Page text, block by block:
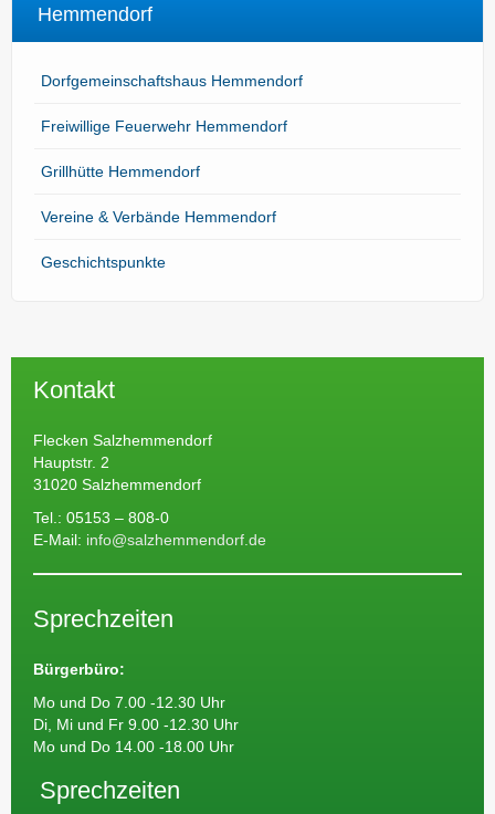
Hemmendorf
Dorfgemeinschaftshaus Hemmendorf
Freiwillige Feuerwehr Hemmendorf
Grillhütte Hemmendorf
Vereine & Verbände Hemmendorf
Geschichtspunkte
Kontakt
Flecken Salzhemmendorf
Hauptstr. 2
31020 Salzhemmendorf
Tel.: 05153 – 808-0
E-Mail: info@salzhemmendorf.de
Sprechzeiten
Bürgerbüro:
Mo und Do 7.00 -12.30 Uhr
Di, Mi und Fr 9.00 -12.30 Uhr
Mo und Do 14.00 -18.00 Uhr
Sprechzeiten